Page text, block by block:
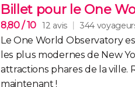
Billet pour le One
8,80/ 10 12 avis 344
LeOne World Observatory
les plus modernes de New
attractions phares de la ville.
maintenant !